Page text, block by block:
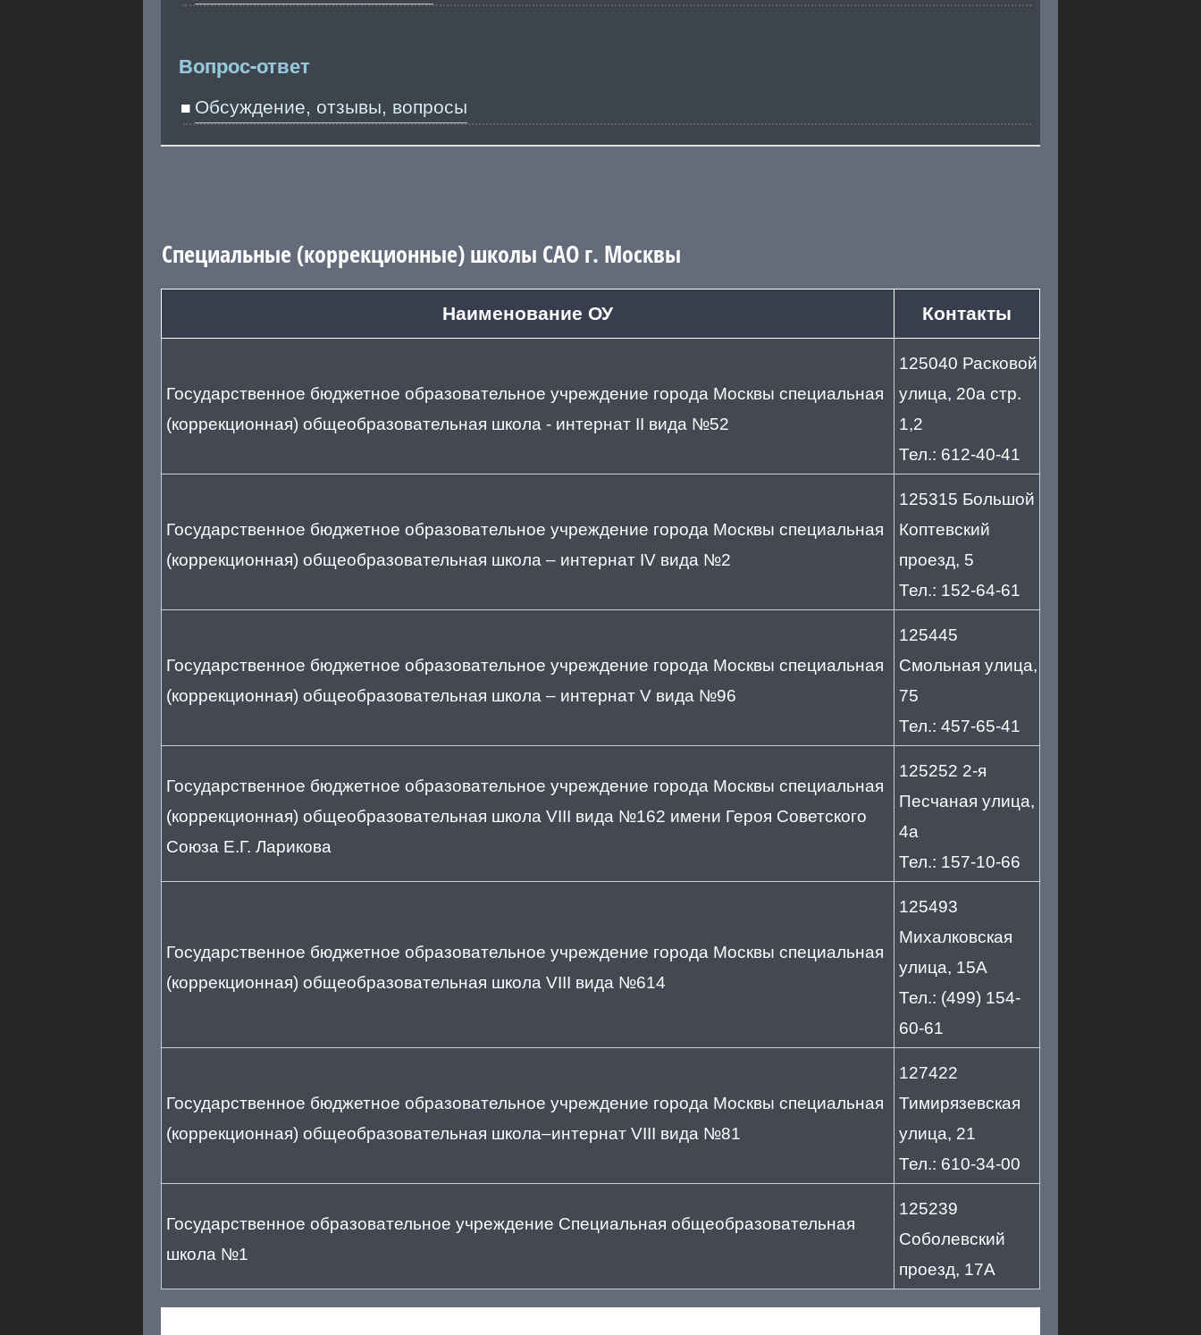
Вопрос-ответ
Обсуждение, отзывы, вопросы
Специальные (коррекционные) школы САО г. Москвы
Наименование ОУ Контакты
Государственное бюджетное образовательное учреждение города Москвы специальная
(коррекционная) общеобразовательная школа - интернат II вида №52
125040 Расковой
улица, 20а стр.
1,2
Тел.: 612-40-41
Государственное бюджетное образовательное учреждение города Москвы специальная
(коррекционная) общеобразовательная школа – интернат IV вида №2
125315 Большой
Коптевский
проезд, 5
Тел.: 152-64-61
Государственное бюджетное образовательное учреждение города Москвы специальная
(коррекционная) общеобразовательная школа – интернат V вида №96
125445
Смольная улица,
75
Тел.: 457-65-41
Государственное бюджетное образовательное учреждение города Москвы специальная
(коррекционная) общеобразовательная школа VIII вида №162 имени Героя Советского
Союза Е.Г. Ларикова
125252 2-я
Песчаная улица,
4а
Тел.: 157-10-66
Государственное бюджетное образовательное учреждение города Москвы специальная
(коррекционная) общеобразовательная школа VIII вида №614
125493
Михалковская
улица, 15А
Тел.: (499) 154-
60-61
Государственное бюджетное образовательное учреждение города Москвы специальная
(коррекционная) общеобразовательная школа–интернат VIII вида №81
127422
Тимирязевская
улица, 21
Тел.: 610-34-00
Государственное образовательное учреждение Специальная общеобразовательная
школа №1
125239
Соболевский
проезд, 17А